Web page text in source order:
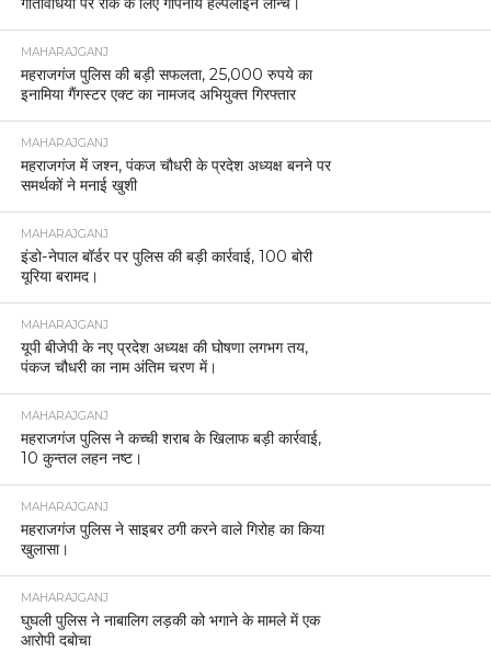
MAHARAJGANJ
महराजगंज पुलिस की बड़ी सफलता, 25,000 रुपये का
इनामिया गैंगस्टर एक्ट का नामजद अभियुक्त गिरफ्तार
MAHARAJGANJ
महराजगंज में जश्न, पंकज चौधरी के प्रदेश अध्यक्ष बनने पर
समर्थकों ने मनाई खुशी
MAHARAJGANJ
इंडो-नेपाल बॉर्डर पर पुलिस की बड़ी कार्रवाई, 100 बोरी
यूरिया बरामद।
MAHARAJGANJ
यूपी बीजेपी के नए प्रदेश अध्यक्ष की घोषणा लगभग तय,
पंकज चौधरी का नाम अंतिम चरण में।
MAHARAJGANJ
महराजगंज पुलिस ने कच्ची शराब के खिलाफ बड़ी कार्रवाई,
10 कुन्तल लहन नष्ट।
MAHARAJGANJ
महराजगंज पुलिस ने साइबर ठगी करने वाले गिरोह का किया
खुलासा।
MAHARAJGANJ
घुघली पुलिस ने नाबालिग लड़की को भगाने के मामले में एक
आरोपी दबोचा